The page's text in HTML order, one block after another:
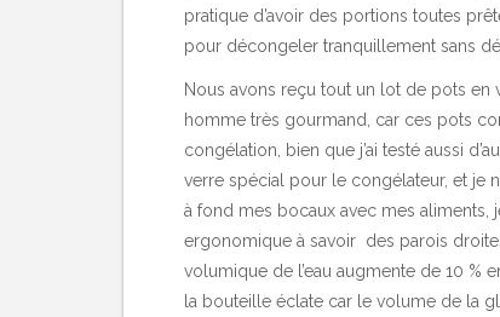
pratique d’avoir des portions toutes
pour décongeler tranquillement sans
Nous avons reçu tout un lot de pots en
homme très gourmand, car ces pots
congélation, bien que j’ai testé aussi
verre spécial pour le congélateur, et je
à fond mes bocaux avec mes aliments,
ergonomique à savoir des parois
volumique de l’eau augmente de 10 %
la bouteille éclate car le volume de la